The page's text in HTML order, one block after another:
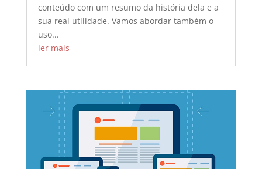
conteúdo com um resumo da história dela e a
sua real utilidade. Vamos abordar também o
uso...
ler mais